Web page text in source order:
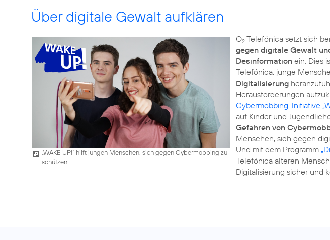
Über digitale Gewalt aufklären
„WAKE UP!“ hilft jungen Menschen, sich gegen Cybermobbing zu
schützen
O2Telefónica setzt sich
gegen digitale Gewalt
Desinformationein. Dies
Telefónica, junge
Digitalisierung
Herausforderungen
Cybermobbing-Initiative
auf Kinder und
Gefahren von
Menschen, sich gegen
Und mit dem Programm
Telefónica älteren
Digitalisierung sicher und